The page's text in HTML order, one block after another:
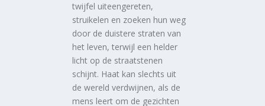
twijfel uiteengereten,
struikelen en zoeken hun weg
door de duistere straten van
het leven, terwijl een helder
licht op de straatstenen
schijnt. Haat kan slechts uit
de wereld verdwijnen, als de
mens leert om de gezichten